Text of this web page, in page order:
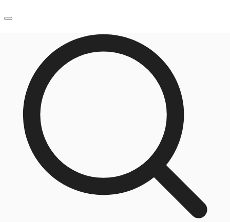
オフィス・事務所
倉庫・物流センター
地図検索
記事
仲介会社様はこちらへ
お気に入り
お電話